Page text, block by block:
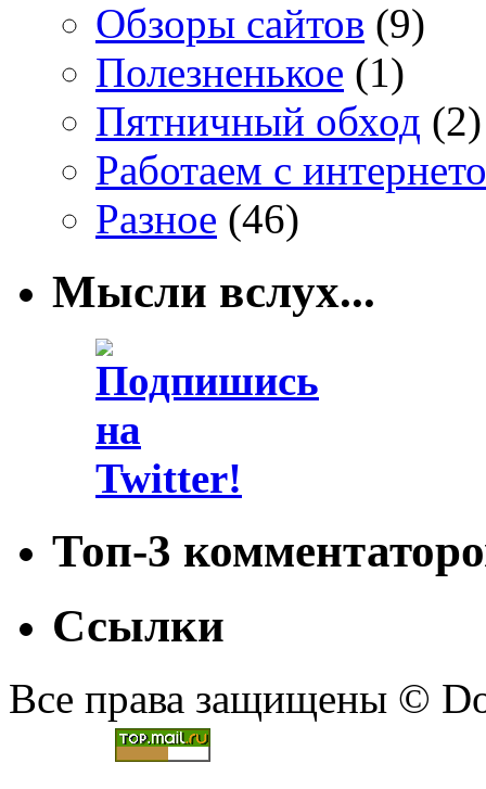
Обзоры сайтов (9)
Полезненькое (1)
Пятничный обход (2)
Работаем с
Разное (46)
Мысли вслух...
Топ-3
Ссылки
Все права защищены ©